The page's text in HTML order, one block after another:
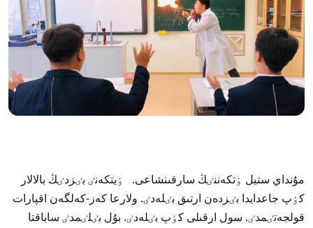
مۇنداي ستيل ٶتكەننٸڭ سارقىنشاعى. ٶيتكەنٸ بٸزدٸڭ بالالار
كٶپ جاعدايدا بٸزدەن ارتىق بٸلەدٸ. ولارعا كەز-كەلگەن اقپارات
قولجەتٸمدٸ. سول ارقىلى كٶپ بٸلەدٸ. بۇل بٸلٸمدٸ ساباقتا